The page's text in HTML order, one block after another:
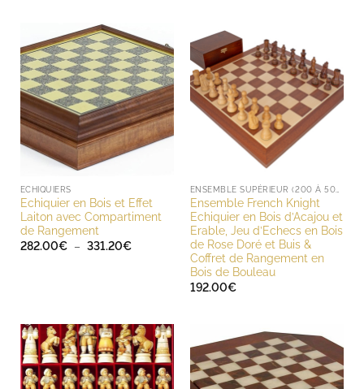
ECHIQUIERS
Echiquier en Bois et Effet
Laiton avec Compartiment
de Rangement
282.00€ – 331.20€Plage
ENSEMBLE SUPÉRIEUR (200 À 500 EUROS)
Ensemble French Knight
Echiquier en Bois d’Acajou et
Erable, Jeu d’Echecs en Bois
de Rose Doré et Buis &
Coffret de Rangement en
Bois de Bouleau
192.00€